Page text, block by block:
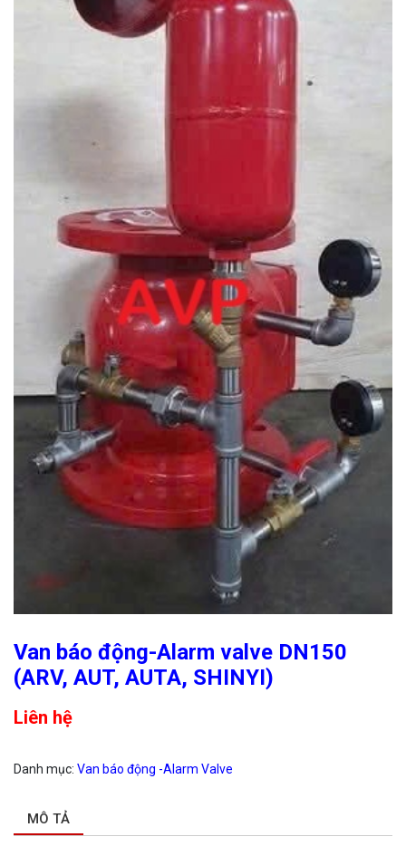
Van báo động-Alarm valve DN150
(ARV, AUT, AUTA, SHINYI)
Liên hệ
Danh mục: Van báo động -Alarm Valve
MÔ TẢ